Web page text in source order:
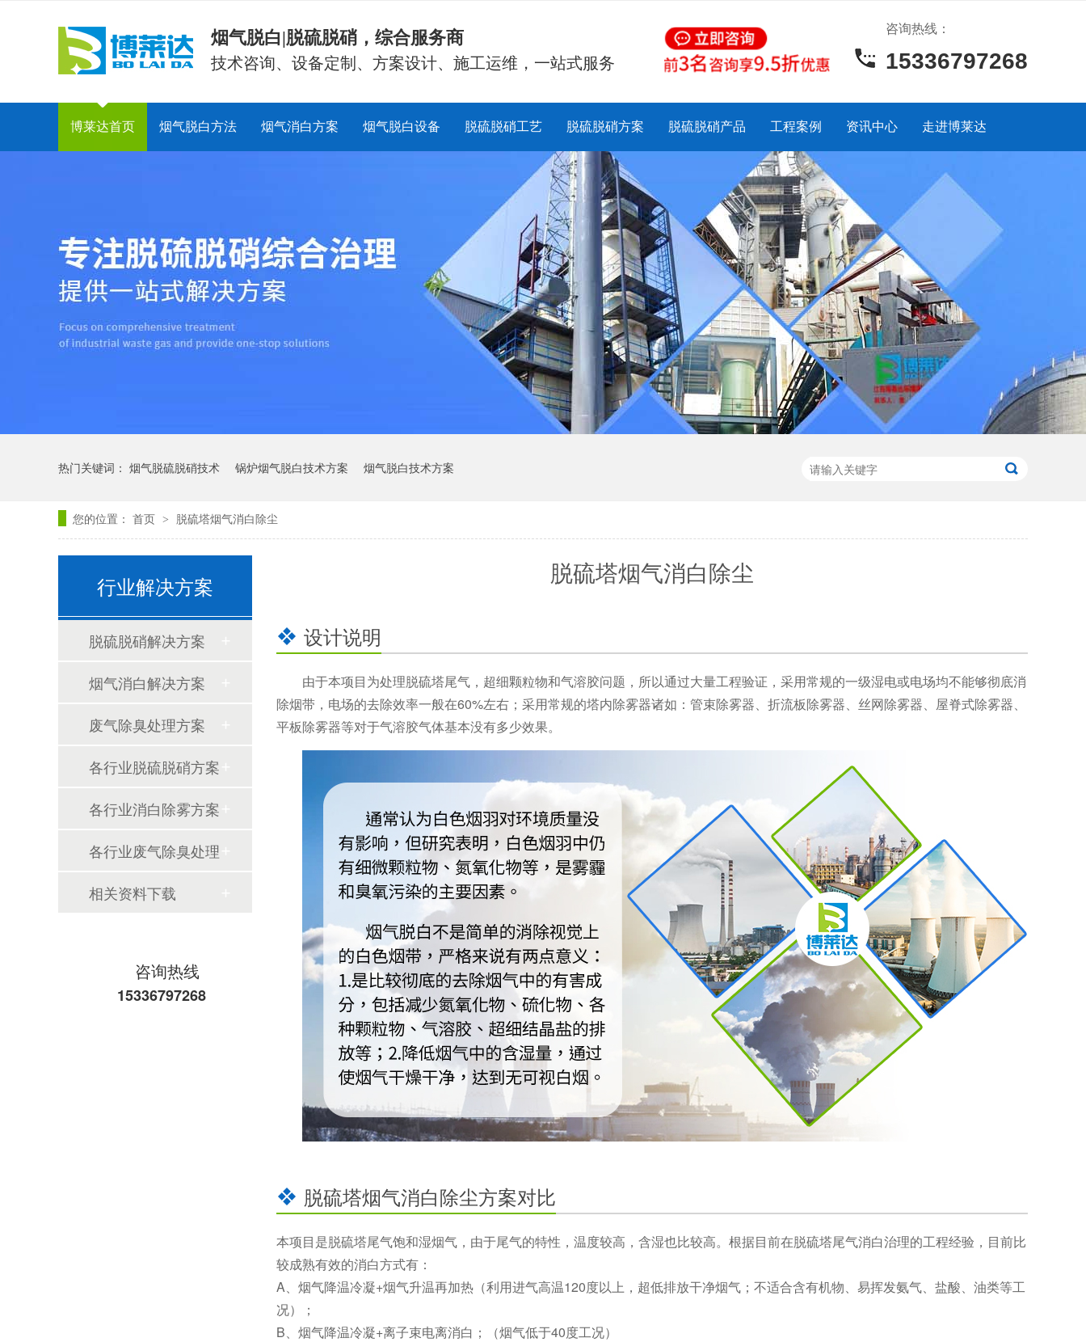
烟气脱白|脱硫脱硝，综合服务商
技术咨询、设备定制、方案设计、施工运维，一站式服务
咨询热线：
15336797268
博莱达首页 烟气脱白方法 烟气消白方案 烟气脱白设备 脱硫脱硝工艺 脱硫脱硝方案 脱硫脱硝产品 工程案例 资讯中心 走进博莱达
热门关键词： 烟气脱硫脱硝技术 锅炉烟气脱白技术方案 烟气脱白技术方案
您的位置： 首页 > 脱硫塔烟气消白除尘
脱硫塔烟气消白除尘
设计说明
由于本项目为处理脱硫塔尾气，超细颗粒物和气溶胶问题，所以通过大量工程验证，采用常规的一级湿电或电场均不能够彻底消
除烟带，电场的去除效率一般在60%左右；采用常规的塔内除雾器诸如：管束除雾器、折流板除雾器、丝网除雾器、屋脊式除雾器、
平板除雾器等对于气溶胶气体基本没有多少效果。
脱硫塔烟气消白除尘方案对比
本项目是脱硫塔尾气饱和湿烟气，由于尾气的特性，温度较高，含湿也比较高。根据目前在脱硫塔尾气消白治理的工程经验，目前比
较成熟有效的消白方式有：
A、烟气降温冷凝+烟气升温再加热（利用进气高温120度以上，超低排放干净烟气；不适合含有机物、易挥发氨气、盐酸、油类等工
况）；
B、烟气降温冷凝+离子束电离消白；（烟气低于40度工况）
行业解决方案
脱硫脱硝解决方案
烟气消白解决方案
废气除臭处理方案
各行业脱硫脱硝方案
各行业消白除雾方案
各行业废气除臭处理
相关资料下载
咨询热线
15336797268